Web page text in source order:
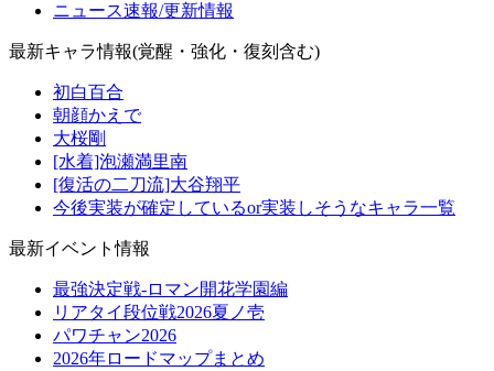
ニュース速報/更新情報
最新キャラ情報(覚醒・強化・復刻含む)
初白百合
朝顔かえで
大桜剛
[水着]泡瀬満里南
[復活の二刀流]大谷翔平
今後実装が確定しているor実装しそうなキャラ一覧
最新イベント情報
最強決定戦-ロマン開花学園編
リアタイ段位戦2026夏ノ壱
パワチャン2026
2026年ロードマップまとめ